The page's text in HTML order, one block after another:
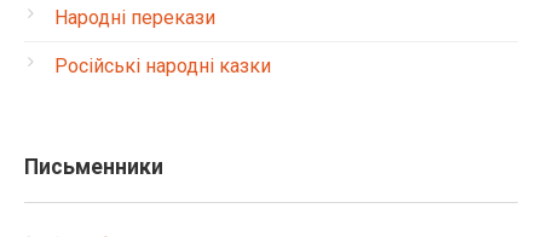
Народні перекази
Російські народні казки
Письменники